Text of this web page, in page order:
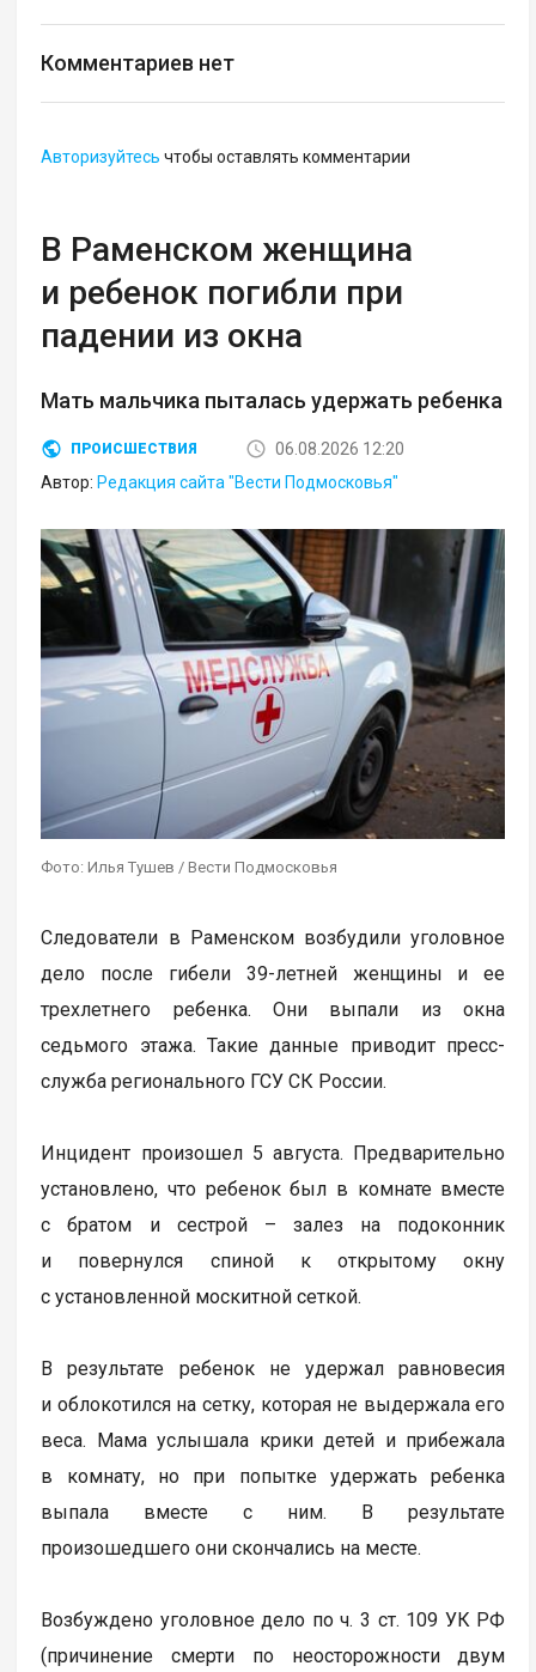
Комментариев нет
Авторизуйтесь чтобы оставлять комментарии
В Раменском женщина
и ребенок погибли при
падении из окна
Мать мальчика пыталась удержать ребенка
ПРОИСШЕСТВИЯ
06.08.2026 12:20
Автор: Редакция сайта "Вести Подмосковья"
Фото: Илья Тушев / Вести Подмосковья
Следователи в Раменском возбудили уголовное
дело после гибели 39-летней женщины и ее
трехлетнего ребенка. Они выпали из окна
седьмого этажа. Такие данные приводит пресс-
служба регионального ГСУ СК России.
Инцидент произошел 5 августа. Предварительно
установлено, что ребенок был в комнате вместе
с братом и сестрой – залез на подоконник
и повернулся спиной к открытому окну
с установленной москитной сеткой.
В результате ребенок не удержал равновесия
и облокотился на сетку, которая не выдержала его
веса. Мама услышала крики детей и прибежала
в комнату, но при попытке удержать ребенка
выпала вместе с ним. В результате
произошедшего они скончались на месте.
Возбуждено уголовное дело по ч. 3 ст. 109 УК РФ
(причинение смерти по неосторожности двум